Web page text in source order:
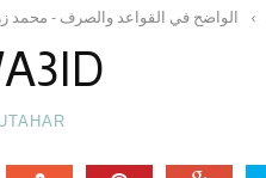
› الواضح في القواعد والصرف - محمد